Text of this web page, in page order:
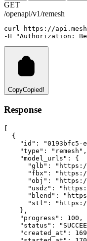
GET
/openapi/v1/remesh
curl https://
-H
"Authorization:
CopyCopied!
Response
[
  {
"id" : "0193bfc5-
"type" : "remesh" ,
"model_urls" :
{
"glb" :
"https://
"fbx" :
"https://
"obj" :
"https://
"usdz" :
"blend" :
"stl" :
"https://
    }
,
"progress" : 100 ,
"status" :
"created_at" :